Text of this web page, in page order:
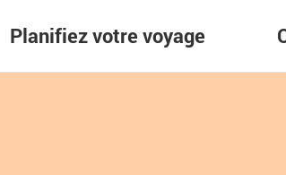
Planifiez votre voyage